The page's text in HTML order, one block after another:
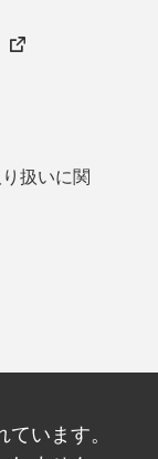
扱いに関
います。